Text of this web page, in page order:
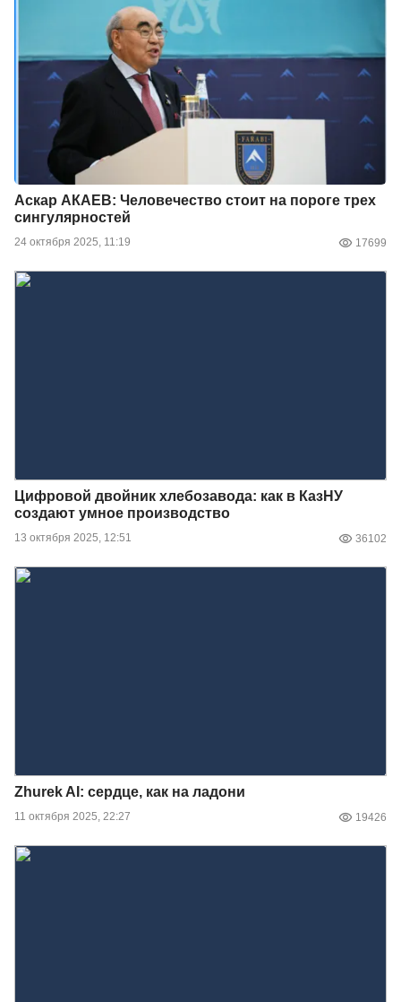
Аскар АКАЕВ: Человечество стоит на пороге трех
сингулярностей
24 октября 2025, 11:19 17699
Цифровой двойник хлебозавода: как в КазНУ
создают умное производство
13 октября 2025, 12:51 36102
Zhurek AI: сердце, как на ладони
11 октября 2025, 22:27 19426